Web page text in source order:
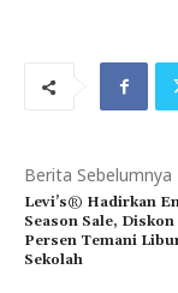
Berita Sebelumnya
Levi’s® Hadirkan
Season Sale,
Persen Temani
Sekolah